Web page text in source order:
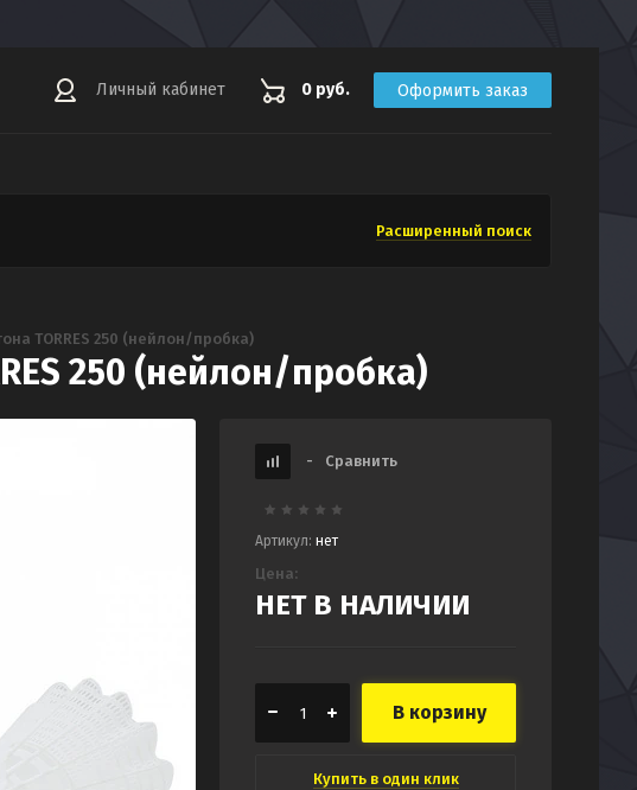
Личный кабинет 0 руб. Оформить заказ
Расширенный поиск
TORRES 250 (нейлон/пробка)
250 (нейлон/пробка)
- Сравнить
Артикул: нет
Цена:
НЕТ В НАЛИЧИИ
В корзину
Купить в один клик